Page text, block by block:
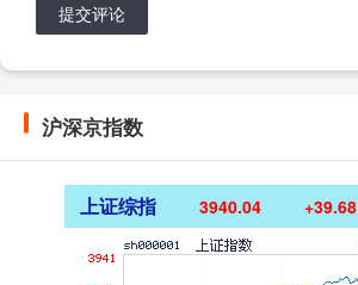
提交评论
沪深京指数
上证综指 3940.04 +39.68